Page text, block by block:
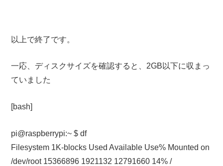
以上で終了です。
一応、ディスクサイズを確認すると、2GB以下に収まっ
ていました
[bash]
pi@raspberrypi:~ $ df
Filesystem 1K-blocks Used Available Use% Mounted on
/dev/root 15366896 1921132 12791660 14% /